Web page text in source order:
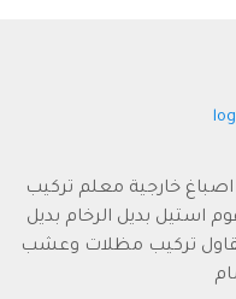
اصباغ خارجية معلم تركيب
استيل بديل الرخام بديل
تركيب مظلات وعشب